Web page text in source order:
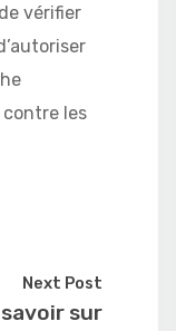
vérifier
les
Next Post
sur